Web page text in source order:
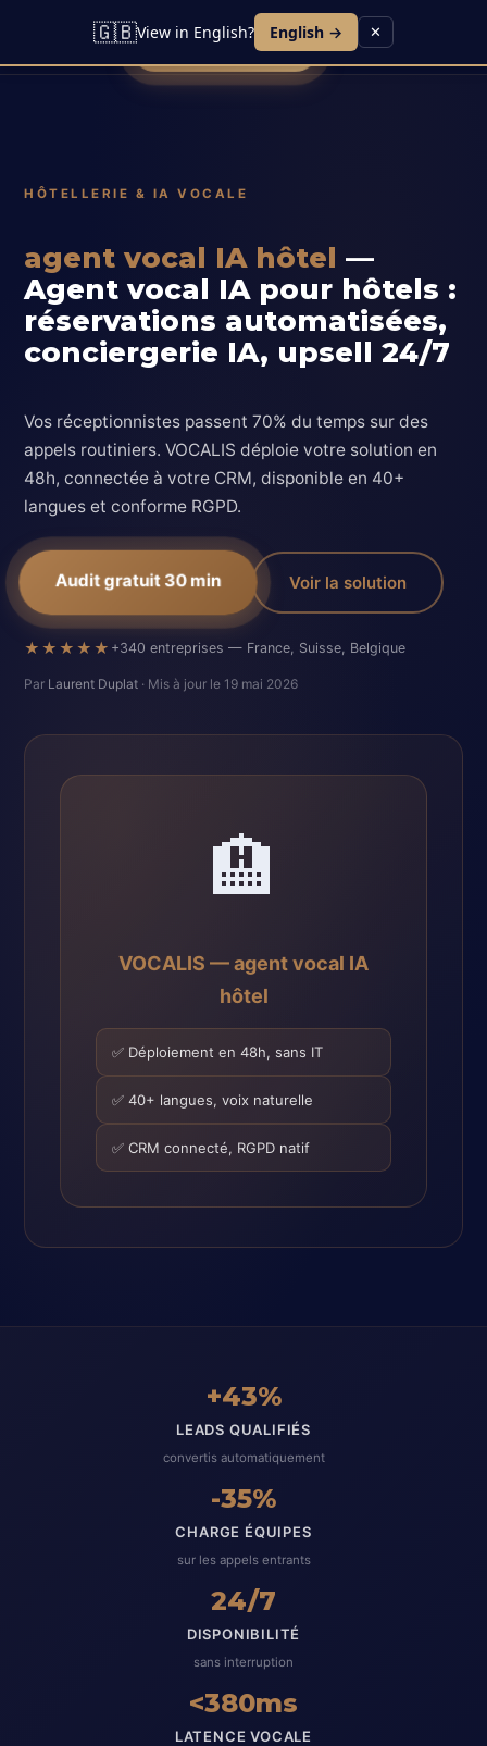
Agent VocalContactBlog
Réserver une démo
HÔTELLERIE & IA VOCALE
agent vocal IA hôtel —
Agent vocal IA pour hôtels :
réservations automatisées,
conciergerie IA, upsell 24/7
Vos réceptionnistes passent 70% du temps sur des
appels routiniers. VOCALIS déploie votre solution en
48h, connectée à votre CRM, disponible en 40+
langues et conforme RGPD.
Audit gratuit 30 min Voir la solution
★★★★★ +340 entreprises — France, Suisse, Belgique
Par Laurent Duplat · Mis à jour le 19 mai 2026
🏨
VOCALIS — agent vocal IA
hôtel
✅ Déploiement en 48h, sans IT
✅ 40+ langues, voix naturelle
✅ CRM connecté, RGPD natif
+43%
LEADS QUALIFIÉS
convertis automatiquement
-35%
CHARGE ÉQUIPES
sur les appels entrants
24/7
DISPONIBILITÉ
sans interruption
<380ms
LATENCE VOCALE
🇬🇧View in English? English → ✕